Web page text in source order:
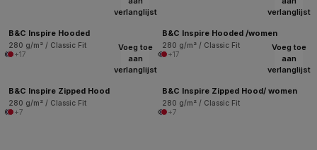
verlanglijst
B&C Inspire Hooded
280 g/m² / Classic Fit
+17
verlanglijst
B&C Inspire Hooded /women
280 g/m² / Classic Fit
+17
Voeg toe
aan
verlanglijst
B&C Inspire Zipped Hood
280 g/m² / Classic Fit
+7
Voeg toe
aan
verlanglijst
B&C Inspire Zipped Hood/ women
280 g/m² / Classic Fit
+7